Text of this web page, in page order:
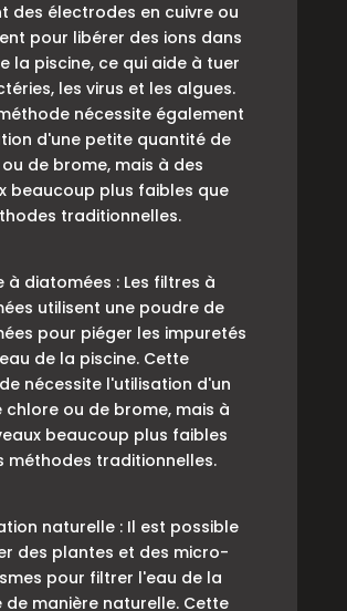
des électrodes en cuivre ou
pour libérer des ions dans
la piscine, ce qui aide à tuer
les virus et les algues.
nécessite également
d'une petite quantité de
de brome, mais à des
beaucoup plus faibles que
traditionnelles.
à diatomées : Les filtres à
utilisent une poudre de
pour piéger les impuretés
de la piscine. Cette
nécessite l'utilisation d'un
chlore ou de brome, mais à
beaucoup plus faibles
méthodes traditionnelles.
naturelle : Il est possible
des plantes et des micro-
pour filtrer l'eau de la
de manière naturelle. Cette